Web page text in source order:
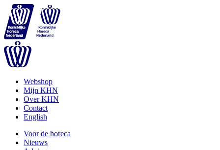
Webshop
Mijn KHN
Over KHN
Contact
English
Voor de horeca
Nieuws